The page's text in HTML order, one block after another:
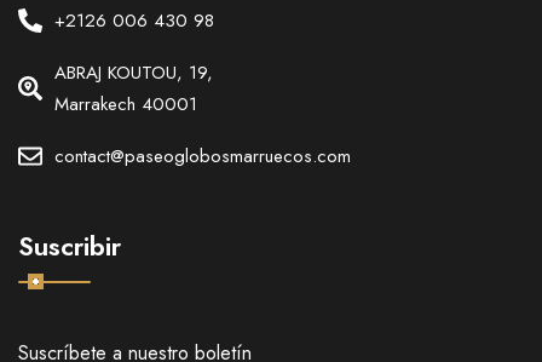
+2126 006 430 98
ABRAJ KOUTOU, 19,
Marrakech 40001
contact@paseoglobosmarruecos.com
Suscribir
Suscríbete a nuestro boletín